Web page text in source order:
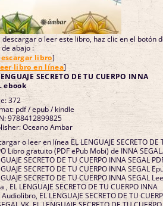
descargar o leer este libro, haz clic en el botón
abajo :
libro]
libro en línea]
SECRETO DE TU CUERPO INNA
ebook
372
pdf / epub / kindle
9788412899825
Oceano Ambar
o leer en línea EL LENGUAJE SECRETO DE
Libro gratuito (PDF ePub Mobi) de INNA
SECRETO DE TU CUERPO INNA SEGAL
SECRETO DE TU CUERPO INNA SEGAL
SECRETO DE TU CUERPO INNA SEGAL
, EL LENGUAJE SECRETO DE TU CUERPO INNA
Audiolibro, EL LENGUAJE SECRETO DE TU